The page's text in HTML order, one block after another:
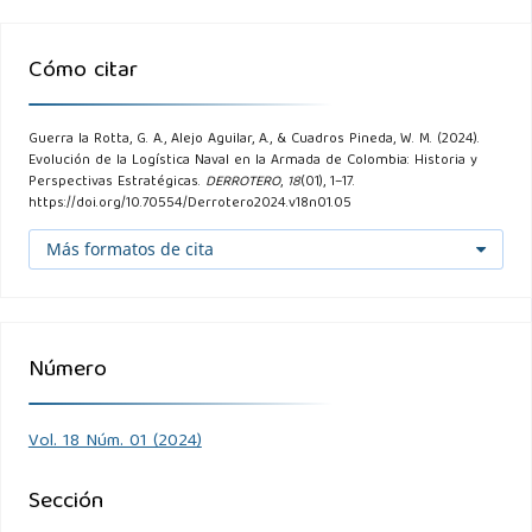
de la guerra del Peloponeso de Tucídides. Byzantion Nea
Hellas, 21.
Goldrick, J. (1997). No Easy Answers: The Development of
the Navies of India, Pakistan, Bangladesh, and Sri Lanka,
1945-1996. Lancer Publishers.
Naval Institute Press.
european waters june 1916-november 1918. The Mariner’s
Mirror, 105(2):159–297.
Cómo citar
Guerra la Rotta, G. A., Alejo Aguilar, A., & Cuadros Pineda, W. M. (2024).
Evolución de la Logística Naval en la Armada de Colombia: Historia y
Perspectivas Estratégicas. DERROTERO, 18(01), 1–17.
https://doi.org/10.70554/Derrotero2024.v18n01.05
Más formatos de cita
Número
Vol. 18 Núm. 01 (2024)
Sección